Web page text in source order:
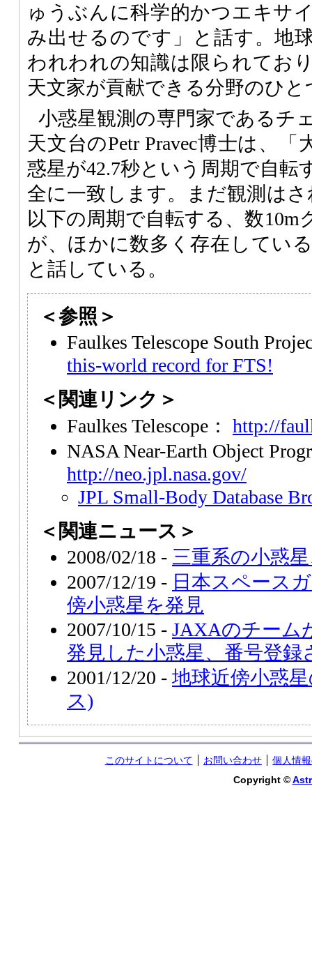
ゅうぶんに科学的かつエキサ
み出せるのです」と話す。地
われわれの知識は限られてお
天文家が貢献できる分野のひ
小惑星観測の専門家であるチ
天文台のPetr Pravec博士は、
惑星が42.7秒という周期で自転
全に一致します。まだ観測は
以下の周期で自転する、数10m
が、ほかに数多く存在してい
と話している。
＜参照＞
Faulkes Telescope South
this-world record for FTS!
＜関連リンク＞
Faulkes Telescope： http://
NASA Near-Earth Object
http://neo.jpl.nasa.gov/
JPL Small-Body Database
＜関連ニュース＞
2008/02/18 - 三重系の小惑
2007/12/19 - 日本スペース
傍小惑星を発見
2007/10/15 - JAXAのチーム
発見した小惑星、番号登録
2001/12/20 - 地球近傍小惑
ス)
このサイトについて お問い合わせ
個人情
Copyright ©